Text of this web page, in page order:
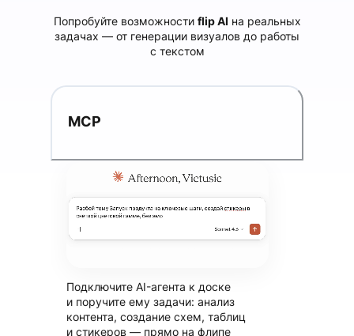
Попробуйте возможности flip AI на реальных
задачах — от генерации визуалов до работы
с текстом
MCP
Подключите AI-агента к доске
и поручите ему задачи: анализ
контента, создание схем, таблиц
и стикеров — прямо на флипе